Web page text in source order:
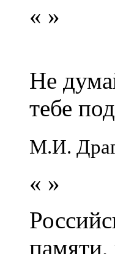
« »
Не
тебе
М.И.
« »
памяти,